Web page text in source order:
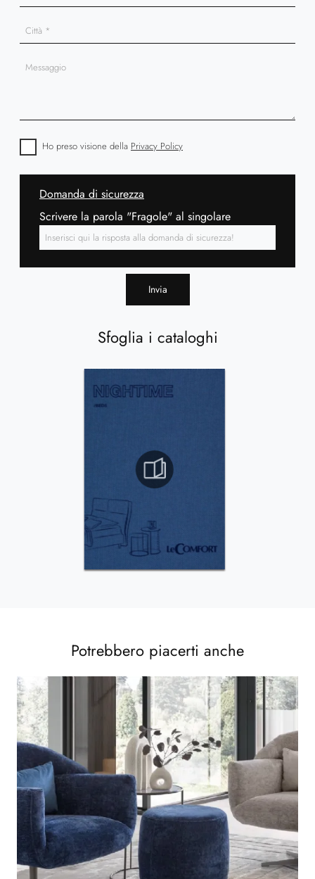
Sfoglia i cataloghi
Ho preso visione della Privacy Policy
Domanda di sicurezza
Scrivere la parola "Fragole" al singolare
Invia
Potrebbero piacerti anche